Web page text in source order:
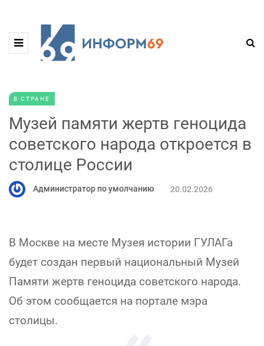
В СТРАНЕ
Музей памяти жертв геноцида
советского народа откроется в
столице России
Администратор по умолчанию 20.02.2026
В Москве на месте Музея истории ГУЛАГа
будет создан первый национальный Музей
Памяти жертв геноцида советского народа.
Об этом сообщается на портале мэра
столицы.